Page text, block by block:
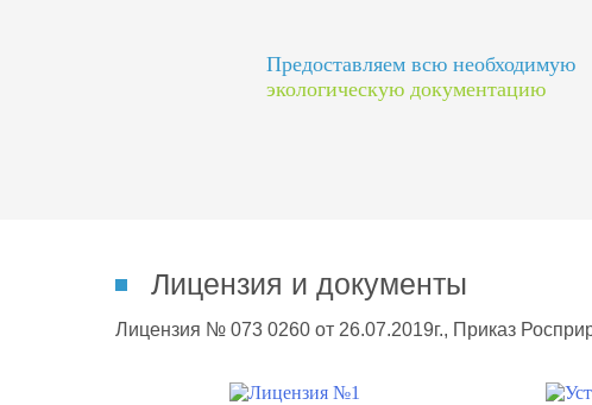
Предоставляем всю необходимую
экологическую документацию
Лицензия и документы
Лицензия № 073 0260 от 26.07.2019г., Приказ